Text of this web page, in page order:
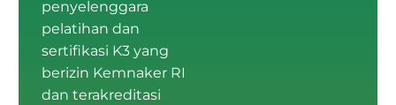
penyelenggara
pelatihan dan
sertifikasi K3 yang
berizin Kemnaker RI
dan terakreditasi